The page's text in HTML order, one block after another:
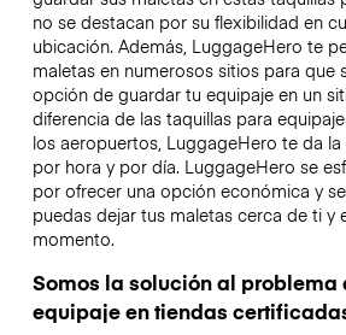
no se destacan por su flexibilidad en
ubicación. Además, LuggageHero te
maletas en numerosos sitios para que
opción de guardar tu equipaje en un
diferencia de las taquillas para
los aeropuertos, LuggageHero te da
por hora y por día. LuggageHero se
por ofrecer una opción económica y
puedas dejar tus maletas cerca de ti y
momento.
Somos la solución al problema
equipaje en tiendas